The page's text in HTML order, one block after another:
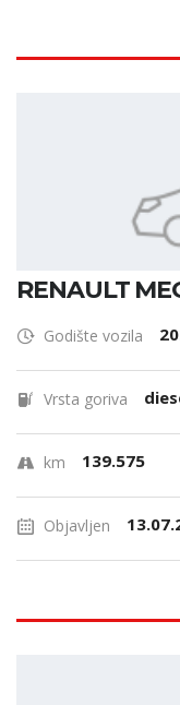
RENAULT
Godište vozila
Vrsta goriva
km 139.575
Objavljen